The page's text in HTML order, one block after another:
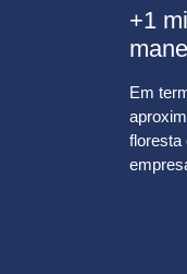
+1
Em
floresta